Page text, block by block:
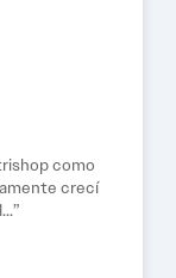
como
crecí